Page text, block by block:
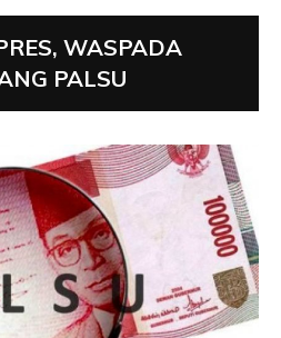
WASPADA
PALSU